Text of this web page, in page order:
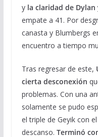
y la claridad de Dylan
empate a 41. Por
canasta y Blumbergs
encuentro a tiempo
Tras regresar de este,
cierta desconexión
problemas. Con una
solamente se pudo
el triple de Geyik con
descanso. Terminó